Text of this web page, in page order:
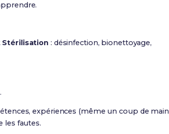
Stérilisation : désinfection, bionettoyage,
expériences (même un coup de main
les fautes.